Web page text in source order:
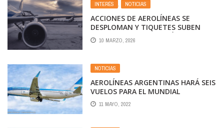
INTERÉS , NOTICIAS
ACCIONES DE AEROLÍNEAS SE
DESPLOMAN Y TIQUETES SUBEN
TRAS SUBIDA DEL PETRÓLEO POR
GUERRA DE EE. UU. E IRÁN
10 MARZO, 2026
NOTICIAS
AEROLÍNEAS ARGENTINAS HARÁ SEIS
VUELOS PARA EL MUNDIAL
11 MAYO, 2022